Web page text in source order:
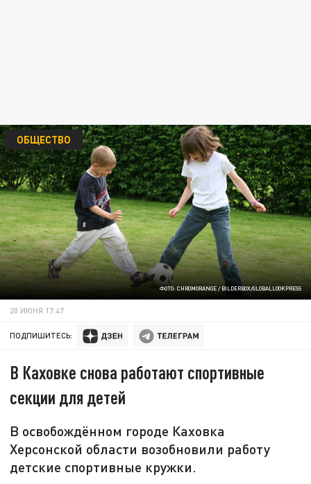
ФОТО: CHROMORANGE / BILDERBOX/GLOBALLOOKPRESS
ОБЩЕСТВО
20 ИЮНЯ 17:47
ПОДПИШИТЕСЬ:
В Каховке снова работают спортивные
секции для детей
В освобождённом городе Каховка
Херсонской области возобновили работу
детские спортивные кружки.